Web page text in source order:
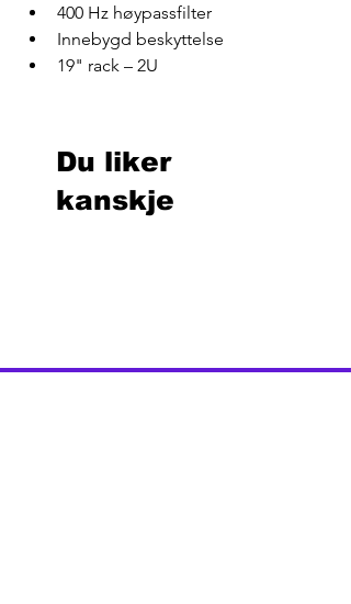
400 Hz høypassfilter
Innebygd beskyttelse
19" rack – 2U
Du liker
kanskje